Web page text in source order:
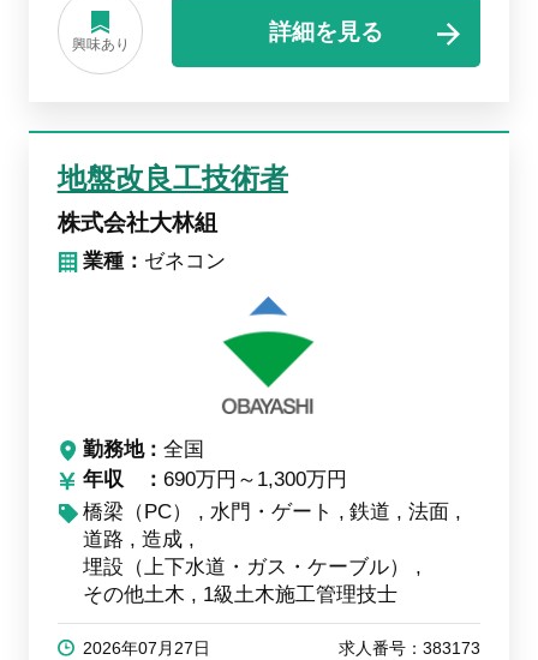
興味あり
詳細を見る
地盤改良工技術者
株式会社大林組
業種： ゼネコン
勤務地
全国
年収
690万円～1,300万円
橋梁（PC）
水門・ゲート 鉄道
法面
道路
造成
埋設（上下水道・ガス・ケーブル）
その他土木
1級土木施工管理技士
2026年07月27日 求人番号：383173